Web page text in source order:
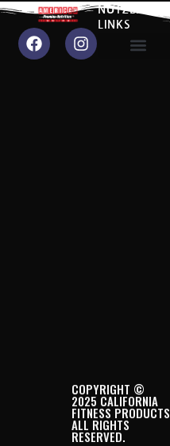
NÜTZLICHE
LINKS
COPYRIGHT ©
2025 CALIFORNIA
FITNESS PRODUCTS
ALL RIGHTS
RESERVED.